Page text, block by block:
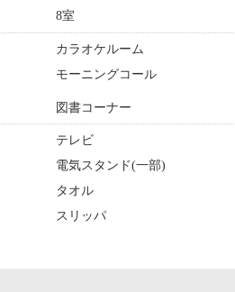
8室
カラオケルーム
モーニングコール
図書コーナー
テレビ
電気スタンド(一部)
タオル
スリッパ